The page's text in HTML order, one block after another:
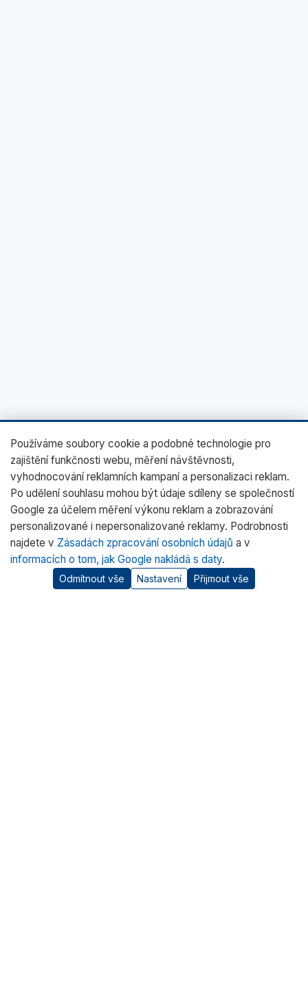
Používáme soubory cookie a podobné technologie pro
zajištění funkčnosti webu, měření návštěvnosti,
vyhodnocování reklamních kampaní a personalizaci reklam.
Po udělení souhlasu mohou být údaje sdíleny se společností
Google za účelem měření výkonu reklam a zobrazování
personalizované i nepersonalizované reklamy. Podrobnosti
najdete v Zásadách zpracování osobních údajů a v
informacích o tom, jak Google nakládá s daty.
Odmítnout vše Nastavení Přijmout vše